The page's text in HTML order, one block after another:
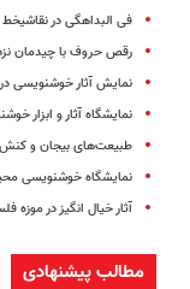
فی البداهگی در نقاشیخط
رقص حروف با چیدمان
نمایش آثار خوشنویسی در
نمایشگاه آثار و ابزار
طبیعت‌های بیجان و
نمایشگاه خوشنویسی
آثار خیال انگیز در موزه
مطالب پیشنهادی